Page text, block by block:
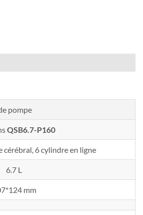
pompe
QSB6.7-P160
cérébral, 6 cylindre en ligne
6.7 L
mm